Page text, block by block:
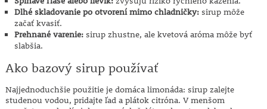
Dlhé skladovanie po otvorení mimo chladničky:sirup môže
začať kvasiť.
Prehnané varenie:sirup zhustne, ale kvetová aróma môže byť
slabšia.
Ako bazový sirup používať
Najjednoduchšie použitie je domáca limonáda: sirup zalejte
studenou vodou, pridajte ľad a plátok citróna. V menšom